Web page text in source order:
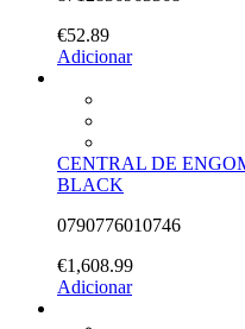
€52.89
Adicionar
CENTRAL DE
BLACK
0790776010746
€1,608.99
Adicionar